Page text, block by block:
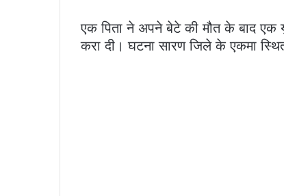
एक पिता ने अपने बेटे की मौत के बाद एक
करा दी। घटना सारण जिले के एकमा